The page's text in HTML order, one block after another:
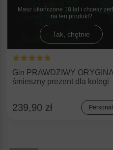
Masz ukończone 18 lat i chcesz
na ten produkt
Tak, chętnie
Gin PRAWDZIWY
śmieszny prezent dla kolegi
239,90 zł